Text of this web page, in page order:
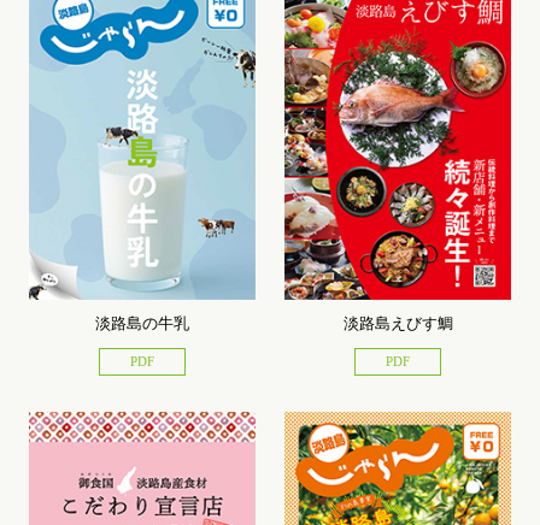
淡路島の牛乳
PDF
淡路島えびす鯛
PDF